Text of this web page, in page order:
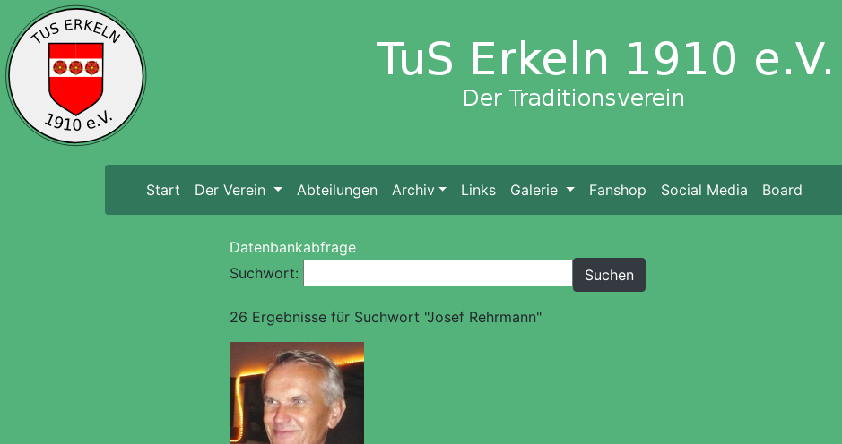
Start (current)
Der Verein Abteilungen Archiv Links Galerie Fanshop Social Media Board
Datenbankabfrage
Suchwort:
26 Ergebnisse für Suchwort "Josef Rehrmann"